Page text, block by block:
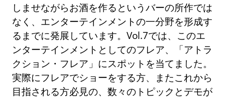
しませながらお酒を作るというバーの所作では
なく、エンターテインメントの一分野を形成す
るまでに発展しています。Vol.7では、このエ
ンターテインメントとしてのフレア、「アトラ
クション・フレア」にスポットを当てました。
実際にフレアでショーをする方、またこれから
目指される方必見の、数々のトピックとデモが